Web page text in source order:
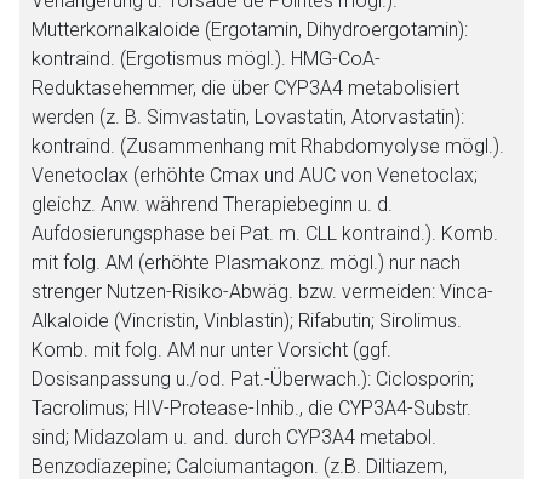
Mutterkornalkaloide (Ergotamin, Dihydroergotamin):
kontraind. (Ergotismus mögl.). HMG-CoA-
Reduktasehemmer, die über CYP3A4 metabolisiert
werden (z. B. Simvastatin, Lovastatin, Atorvastatin):
kontraind. (Zusammenhang mit Rhabdomyolyse mögl.).
Venetoclax (erhöhte Cmax und AUC von Venetoclax;
gleichz. Anw. während Therapiebeginn u. d.
Aufdosierungsphase bei Pat. m. CLL kontraind.). Komb.
mit folg. AM (erhöhte Plasmakonz. mögl.) nur nach
strenger Nutzen-Risiko-Abwäg. bzw. vermeiden: Vinca-
Alkaloide (Vincristin, Vinblastin); Rifabutin; Sirolimus.
Komb. mit folg. AM nur unter Vorsicht (ggf.
Dosisanpassung u./od. Pat.-Überwach.): Ciclosporin;
Tacrolimus; HIV-Protease-Inhib., die CYP3A4-Substr.
sind; Midazolam u. and. durch CYP3A4 metabol.
Benzodiazepine; Calciumantagon. (z.B. Diltiazem,